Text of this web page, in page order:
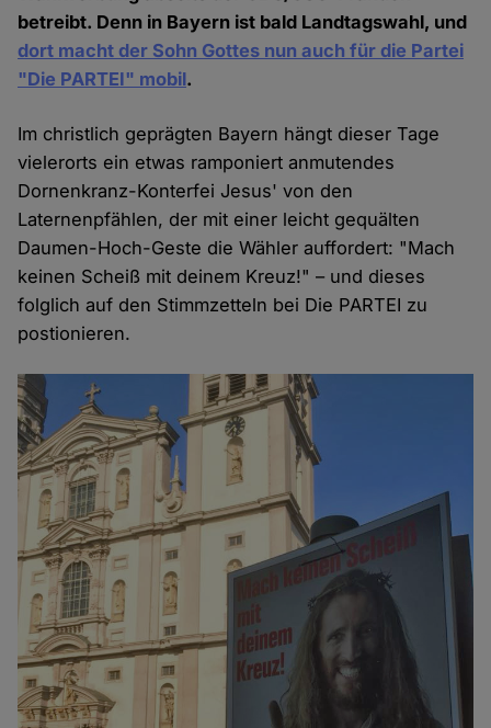
betreibt. Denn in Bayern ist bald Landtagswahl, und
dort macht der Sohn Gottes nun auch für die Partei
"Die PARTEI" mobil.
Im christlich geprägten Bayern hängt dieser Tage
vielerorts ein etwas ramponiert anmutendes
Dornenkranz-Konterfei Jesus' von den
Laternenpfählen, der mit einer leicht gequälten
Daumen-Hoch-Geste die Wähler auffordert: "Mach
keinen Scheiß mit deinem Kreuz!" – und dieses
folglich auf den Stimmzetteln bei Die PARTEI zu
postionieren.